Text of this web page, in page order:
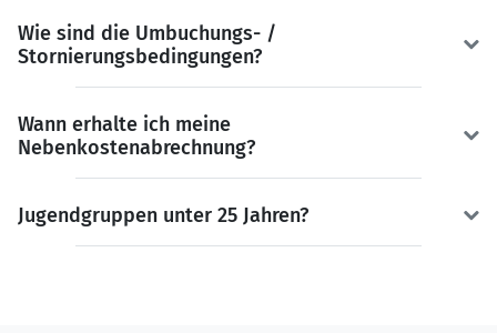
Wie sind die Umbuchungs- /
Stornierungsbedingungen?
Wann erhalte ich meine
Nebenkostenabrechnung?
Jugendgruppen unter 25 Jahren?